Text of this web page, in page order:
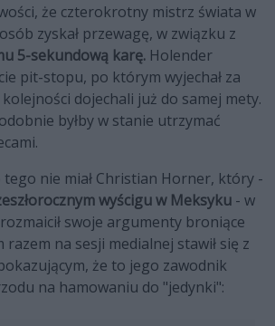
że czterokrotny mistrz świata w
zyskał przewagę, w związku z
5-sekundową karę. Holender
pit-stopu, po którym wyjechał za
dojechali już do samej mety.
byłby w stanie utrzymać
nie miał Christian Horner, który -
wyścigu w Meksyku - w
swoje argumenty broniące
na sesji medialnej stawił się z
że to jego zawodnik
na hamowaniu do "jedynki":